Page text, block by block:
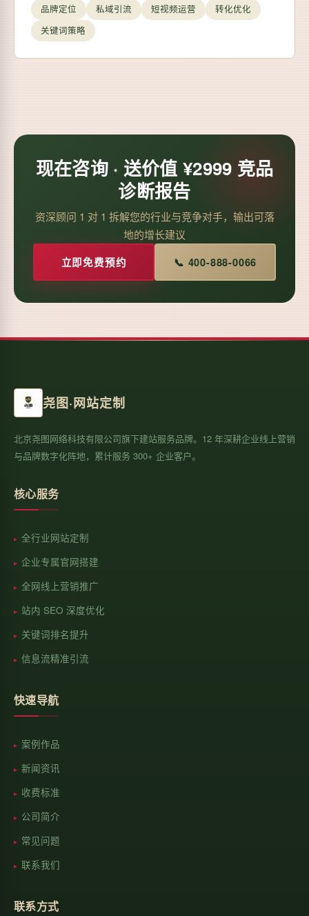
品牌定位
私域引流 短视频运营
转化优化
关键词策略
现在咨询 · 送价值 ¥2999 竞品
诊断报告
资深顾问 1 对 1 拆解您的行业与竞争对手，输出可落
地的增长建议
立即免费预约 📞 400-888-0066
尧图·网站定制
北京尧图网络科技有限公司旗下建站服务品牌。12 年深耕企业线上营销
与品牌数字化阵地，累计服务 300+ 企业客户。
核心服务
全行业网站定制
企业专属官网搭建
全网线上营销推广
站内 SEO 深度优化
关键词排名提升
信息流精准引流
快速导航
案例作品
新闻资讯
收费标准
公司简介
常见问题
联系我们
联系方式